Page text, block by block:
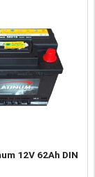
12V 62Ah DIN